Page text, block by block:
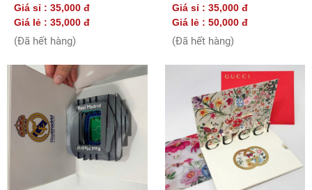
Giá sỉ : 35,000 đ
Giá lẻ : 35,000 đ
(Đã hết hàng)
Giá sỉ : 35,000 đ
Giá lẻ : 50,000 đ
(Đã hết hàng)